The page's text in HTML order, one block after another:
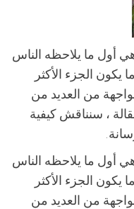
أول ما يلاحظه الناس
يكون الجزء الأكثر
من العديد من
، سنناقش كيفية
أول ما يلاحظه الناس
يكون الجزء الأكثر
من العديد من